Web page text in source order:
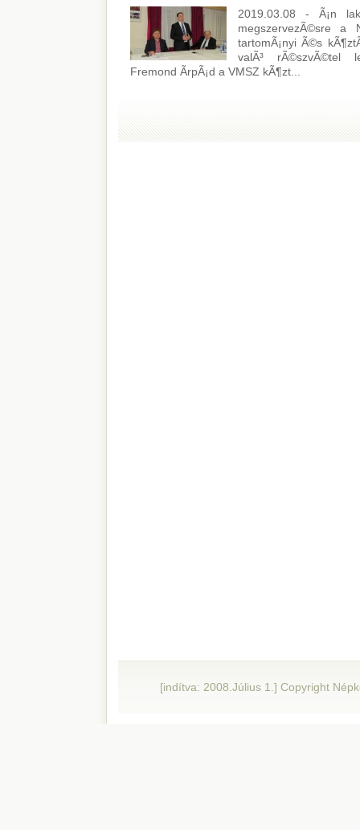
2019.03.08 - Ã¡n
megszervezÃ©sre a
tartomÃ¡nyi Ã©s
valÃ³ rÃ©szvÃ©tel
Fremond ÃrpÃ¡d a VMSZ kÃ¶zt...
[indítva: 2008.Július 1.] Copyright